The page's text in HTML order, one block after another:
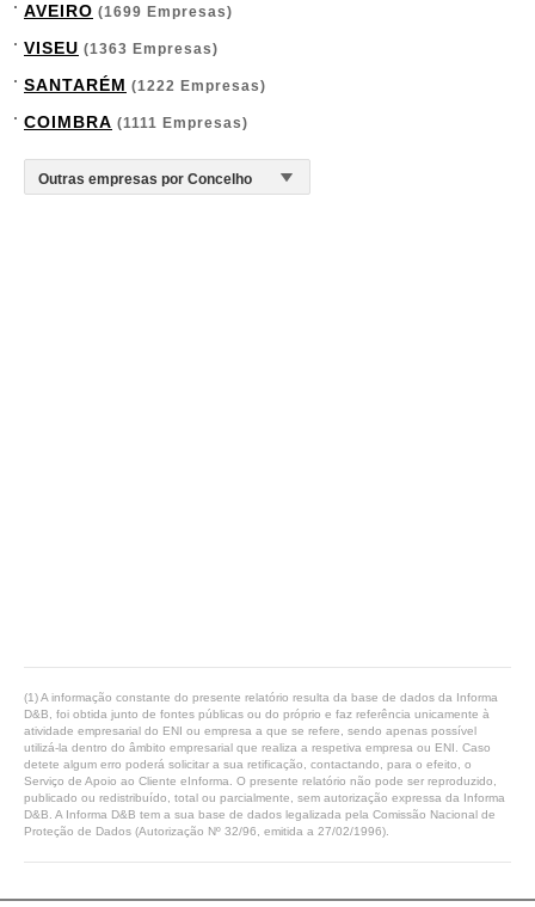
AVEIRO (1699 Empresas)
VISEU (1363 Empresas)
SANTARÉM (1222 Empresas)
COIMBRA (1111 Empresas)
(1) A informação constante do presente relatório resulta da base de dados da Informa
D&B, foi obtida junto de fontes públicas ou do próprio e faz referência unicamente à
atividade empresarial do ENI ou empresa a que se refere, sendo apenas possível
utilizá-la dentro do âmbito empresarial que realiza a respetiva empresa ou ENI. Caso
detete algum erro poderá solicitar a sua retificação, contactando, para o efeito, o
Serviço de Apoio ao Cliente eInforma. O presente relatório não pode ser reproduzido,
publicado ou redistribuído, total ou parcialmente, sem autorização expressa da Informa
D&B. A Informa D&B tem a sua base de dados legalizada pela Comissão Nacional de
Proteção de Dados (Autorização Nº 32/96, emitida a 27/02/1996).